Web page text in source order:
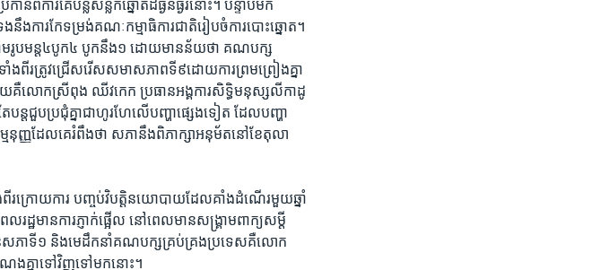
ពី​ការ​គៃ​បន្លំ​សន្លឹក​ឆ្នោត​ដ៏​ធ្ងន់ធ្ងរ​នោះ។​ បន្ទាប់​មក
ការ​កែ​ទម្រង់គណៈកម្មាធិការ​ជាតិ​រៀបចំ​ការ​បោះឆ្នោត។​
ម​រូបមន្ត​៤​បូក​៤ ​បូក​នឹង​១​ ដោយ​មាន​ន័យថា​ គណបក្ស​
រ​ត្រូវ​ជ្រើស​រើស​សមាសភាព​ទី៩​ដោយ​ការ​ព្រមព្រៀង​គ្នា​
យ​គឺ​លោក​ស្រី​ពុង ឈីវកេក​ ​ប្រធាន​អង្គការ​សិទ្ធិ​មនុស្ស​លីកាដូ​
បន្ត​ជួប​ប្រជុំ​គ្នា​ជា​ហូរហែ​លើ​បញ្ហា​ផ្សេង​ទៀត​ ដែល​បញ្ហា​
ម្មនុញ្ញ​ដែល​គេ​រំពឹង​ថា​ សភា​នឹង​ពិភាក្សា​អនុម័ត​នៅ​ខែ​តុលា​
រ​ក្រោយ​ការ​ បញ្ចប់​វិបត្តិ​នយោបាយ​ដែល​គាំង​ដំណើរ​មួយ​ឆ្នាំ​
រដ្ឋ​មាន​ការ​ភ្ញាក់​ផ្អើល​ នៅ​ពេល​មាន​សង្គ្រាម​ពាក្យ​សម្តី​
ភា​ទី១​ និង​មេ​ដឹកនាំ​គណបក្ស​គ្រប់គ្រង​ប្រទេស​គឺ​លោក​
ែង​គ្នា​ទៅ​វិញ​ទៅ​មក​នោះ។​